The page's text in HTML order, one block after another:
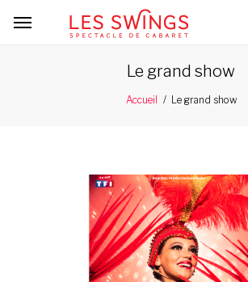
Le grand show
Accueil Le grand show